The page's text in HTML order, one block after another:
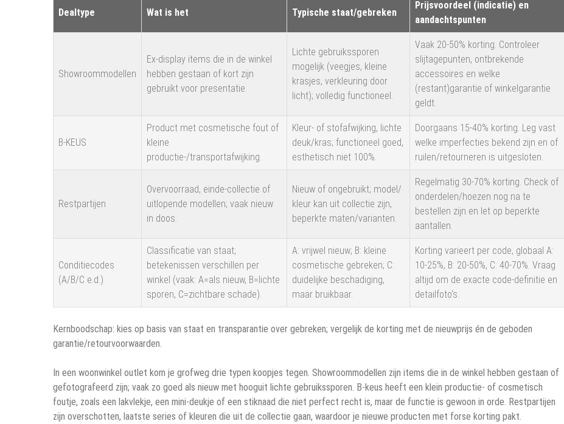
Dealtype Wat is het Typische staat/gebreken
Prijsvoordeel (indicatie) en
aandachtspunten
Showroommodellen
Ex-display items die in de winkel
hebben gestaan of kort zijn
gebruikt voor presentatie.
Lichte gebruikssporen
mogelijk (veegjes, kleine
krasjes, verkleuring door
licht); volledig functioneel.
Vaak 20-50% korting. Controleer
slijtagepunten, ontbrekende
accessoires en welke
(restant)garantie of winkelgarantie
geldt.
B-KEUS
Product met cosmetische fout of
kleine
productie-/transportafwijking.
Kleur- of stofafwijking, lichte
deuk/kras; functioneel goed,
esthetisch niet 100%.
Doorgaans 15-40% korting. Leg vast
welke imperfecties bekend zijn en of
ruilen/retourneren is uitgesloten.
Restpartijen
Overvoorraad, einde-collectie of
uitlopende modellen; vaak nieuw
in doos.
Nieuw of ongebruikt; model/
kleur kan uit collectie zijn,
beperkte maten/varianten.
Regelmatig 30-70% korting. Check of
onderdelen/hoezen nog na te
bestellen zijn en let op beperkte
aantallen.
Conditiecodes
(A/B/C e.d.)
Classificatie van staat;
betekenissen verschillen per
winkel (vaak: A=als nieuw, B=lichte
sporen, C=zichtbare schade).
A: vrijwel nieuw; B: kleine
cosmetische gebreken; C:
duidelijke beschadiging,
maar bruikbaar.
Korting varieert per code, globaal A:
10-25%, B: 20-50%, C: 40-70%. Vraag
altijd om de exacte code-definitie en
detailfoto’s.
Kernboodschap: kies op basis van staat en transparantie over gebreken; vergelijk de korting met de nieuwprijs én de geboden
garantie/retourvoorwaarden.
In een woonwinkel outlet kom je grofweg drie typen koopjes tegen. Showroommodellen zijn items die in de winkel hebben gestaan of
gefotografeerd zijn; vaak zo goed als nieuw met hooguit lichte gebruikssporen. B-keus heeft een klein productie- of cosmetisch
foutje, zoals een lakvlekje, een mini-deukje of een stiknaad die niet perfect recht is, maar de functie is gewoon in orde. Restpartijen
zijn overschotten, laatste series of kleuren die uit de collectie gaan, waardoor je nieuwe producten met forse korting pakt.